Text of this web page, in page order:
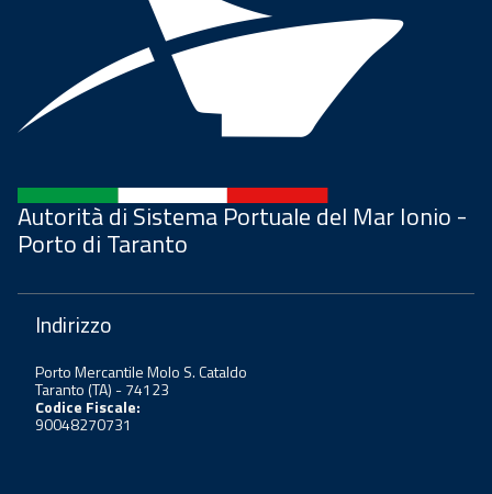
Autorità di Sistema Portuale del Mar Ionio -
Porto di Taranto
Indirizzo
Porto Mercantile Molo S. Cataldo
Taranto (TA) - 74123
Codice Fiscale:
90048270731